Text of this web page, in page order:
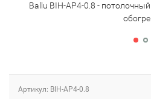
Ballu BIH-AP4-0.8 -
Артикул: BIH-AP4-0.8